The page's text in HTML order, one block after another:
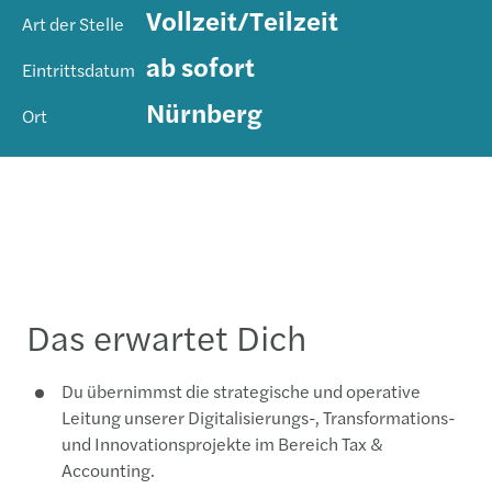
Art der Stelle Vollzeit/Teilzeit
Eintrittsdatum ab sofort
Ort Nürnberg
Das erwartet Dich
Du übernimmst diestrategische und operative
Leitung unserer Digitalisierungs-, Transformations-
und Innovationsprojekte im BereichTax&
Accounting.